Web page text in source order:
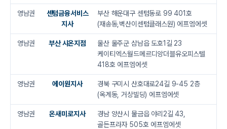
영남권
센텀금융서비스
지사
부산 해운대구 센텀동로 99 401호
(재송동,벽산이센텀클래스원) 에프엠에셋
영남권 부산 시온지점
울산 울주군 삼남읍 도호1길 23
케이티엑스월드메르디앙더블유오피스텔
418호 에프엠에셋
영남권 에이원지사
경북 구미시 산호대로24길 9-45 2층
(옥계동, 거상빌딩) 에프엠에셋
영남권 온새미로지사
경남 양산시 물금읍 야리2길 43,
골든프라자 505호 에프엠에셋